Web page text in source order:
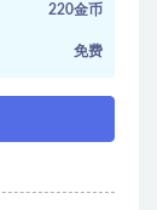
220金币
免费